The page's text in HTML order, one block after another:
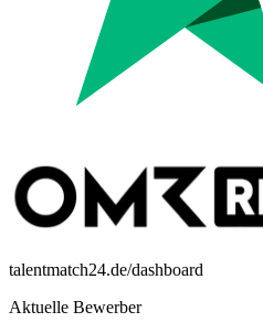
talentmatch24.de/dashboard
Aktuelle Bewerber